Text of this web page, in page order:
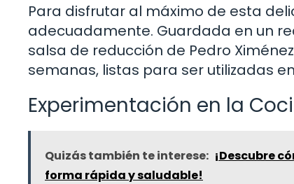
Para disfrutar al máximo de esta
adecuadamente. Guardada en un
salsa de reducción de Pedro
semanas, listas para ser utilizadas
Experimentación en la
Quizás también te interese: ¡Descubre
forma rápida y saludable!